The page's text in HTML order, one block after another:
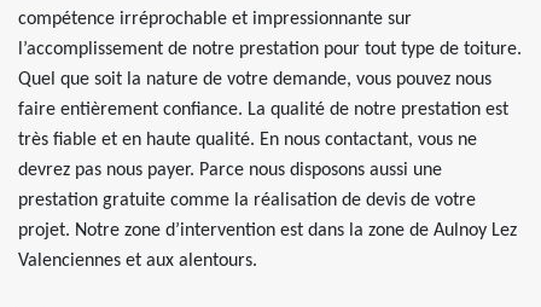
compétence irréprochable et impressionnante sur
l’accomplissement de notre prestation pour tout type de toiture.
Quel que soit la nature de votre demande, vous pouvez nous
faire entièrement confiance. La qualité de notre prestation est
très fiable et en haute qualité. En nous contactant, vous ne
devrez pas nous payer. Parce nous disposons aussi une
prestation gratuite comme la réalisation de devis de votre
projet. Notre zone d’intervention est dans la zone de Aulnoy Lez
Valenciennes et aux alentours.